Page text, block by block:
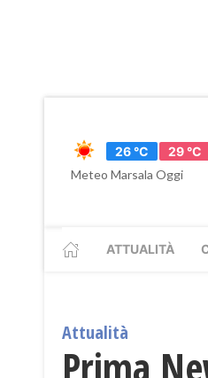
26 °C
29 °C
Meteo Marsala Oggi
ATTUALITÀ
Attualità
Prima